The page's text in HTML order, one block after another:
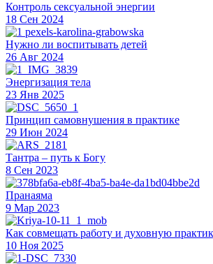
Контроль сексуальной энергии
18 Сен 2024
Нужно ли воспитывать детей
26 Авг 2024
Энергизация тела
23 Янв 2025
Принцип самовнушения в практике
29 Июн 2024
Тантра – путь к Богу
8 Сен 2023
Пранаяма
9 Мар 2023
Как совмещать работу и духовную
10 Ноя 2025